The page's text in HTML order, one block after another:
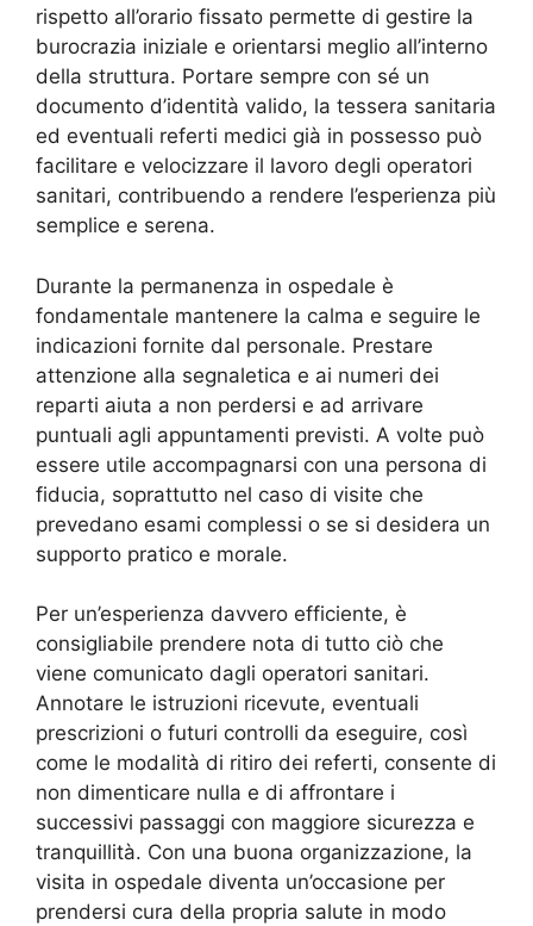
rispetto all’orario fissato permette di gestire la
burocrazia iniziale e orientarsi meglio all’interno
della struttura. Portare sempre con sé un
documento d’identità valido, la tessera sanitaria
ed eventuali referti medici già in possesso può
facilitare e velocizzare il lavoro degli operatori
sanitari, contribuendo a rendere l’esperienza più
semplice e serena.
Durante la permanenza in ospedale è
fondamentale mantenere la calma e seguire le
indicazioni fornite dal personale. Prestare
attenzione alla segnaletica e ai numeri dei
reparti aiuta a non perdersi e ad arrivare
puntuali agli appuntamenti previsti. A volte può
essere utile accompagnarsi con una persona di
fiducia, soprattutto nel caso di visite che
prevedano esami complessi o se si desidera un
supporto pratico e morale.
Per un’esperienza davvero efficiente, è
consigliabile prendere nota di tutto ciò che
viene comunicato dagli operatori sanitari.
Annotare le istruzioni ricevute, eventuali
prescrizioni o futuri controlli da eseguire, così
come le modalità di ritiro dei referti, consente di
non dimenticare nulla e di affrontare i
successivi passaggi con maggiore sicurezza e
tranquillità. Con una buona organizzazione, la
visita in ospedale diventa un’occasione per
prendersi cura della propria salute in modo